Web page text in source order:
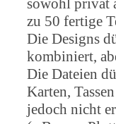
zu 50 fertige
Die Designs
kombiniert,
Die Dateien
Karten,
jedoch nicht